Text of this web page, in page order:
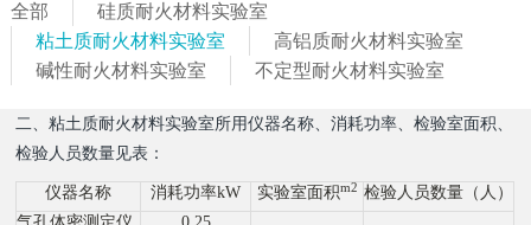
全部
硅质耐火材料实验室
粘土质耐火材料实验室
高铝质耐火材料实验室
碱性耐火材料实验室
不定型耐火材料实验室
二、粘土质耐火材料实验室所用仪器名称、消耗功率、检验室面积、
检验人员数量见表：
仪器名称 消耗功率kW 实验室面积m2 检验人员数量（人）